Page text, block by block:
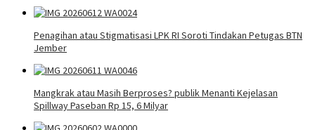
Penagihan atau Stigmatisasi LPK RI Soroti Tindakan Petugas BTN
Jember
Mangkrak atau Masih Berproses? publik Menanti Kejelasan
Spillway Paseban Rp 15, 6 Milyar